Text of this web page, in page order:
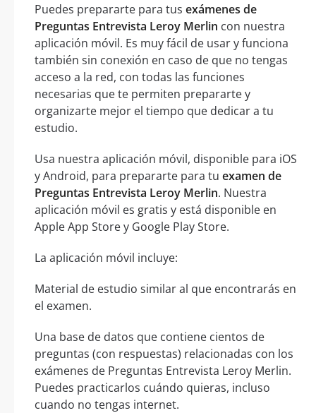
Puedes prepararte para tus exámenes de
Preguntas Entrevista Leroy Merlin con nuestra
aplicación móvil. Es muy fácil de usar y funciona
también sin conexión en caso de que no tengas
acceso a la red, con todas las funciones
necesarias que te permiten prepararte y
organizarte mejor el tiempo que dedicar a tu
estudio.
Usa nuestra aplicación móvil, disponible para iOS
y Android, para prepararte para tu examen de
Preguntas Entrevista Leroy Merlin. Nuestra
aplicación móvil es gratis y está disponible en
Apple App Store y Google Play Store.
La aplicación móvil incluye:
Material de estudio similar al que encontrarás en
el examen.
Una base de datos que contiene cientos de
preguntas (con respuestas) relacionadas con los
exámenes de Preguntas Entrevista Leroy Merlin.
Puedes practicarlos cuándo quieras, incluso
cuando no tengas internet.